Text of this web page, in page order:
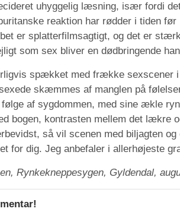
uhyggelig læsning, især fordi
reaktion har rødder i tiden før
er splatterfilmsagtigt, og det er
som sex bliver en dødbringende
spækket med frække sexscener i
skæmmes af manglen på
af sygdommen, med sine ækle
bogen, kontrasten mellem det lækre
så vil scenen med biljagten og
for dig. Jeg anbefaler i allerhøjeste
Rynkekneppesygen, Gyldendal,